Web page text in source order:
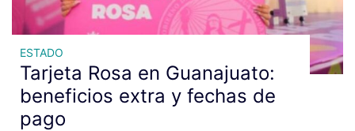
ESTADO
​Tarjeta Rosa en Guanajuato:
beneficios extra y fechas de
pago